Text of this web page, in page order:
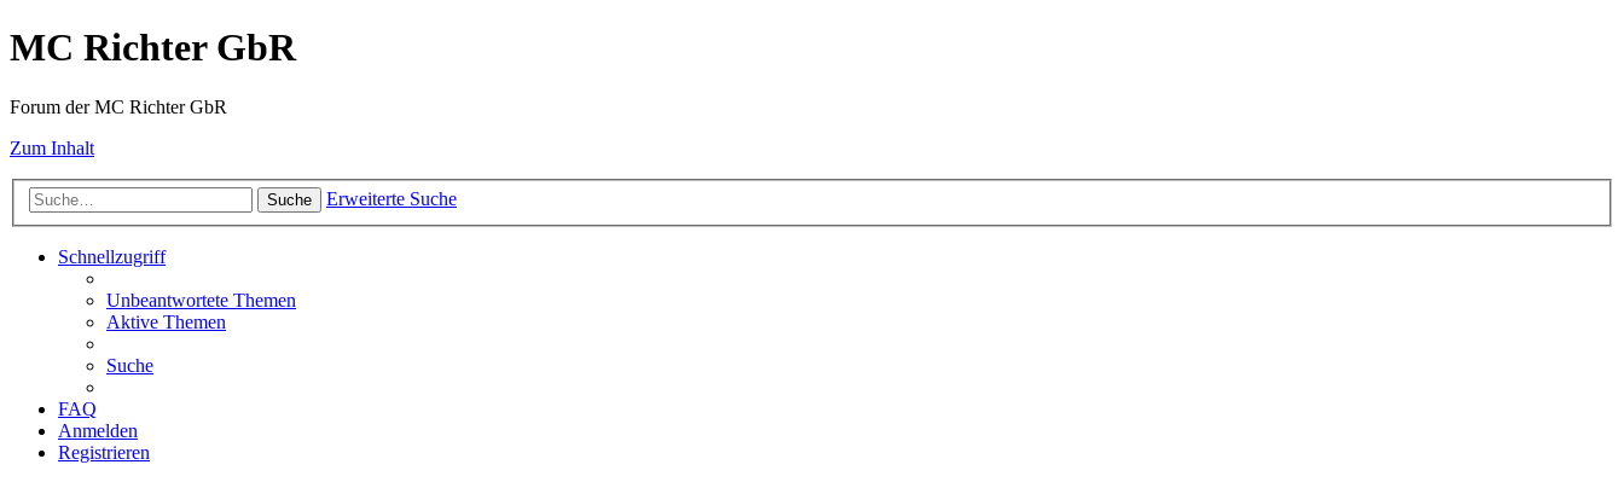
MC Richter GbR
Forum der MC Richter GbR
Zum Inhalt
Suche Erweiterte Suche
Schnellzugriff
Unbeantwortete Themen
Aktive Themen
Suche
FAQ
Anmelden
Registrieren